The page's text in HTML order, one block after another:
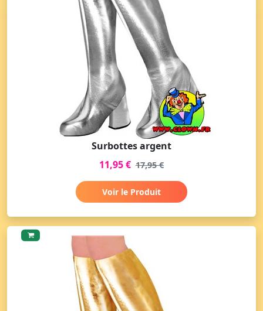
Surbottes argent
11,95 € 17,95 €
Voir le Produit